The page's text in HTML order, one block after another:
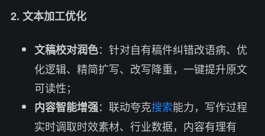
2. 文本加工优化
文稿校对润色：针对自有稿件纠错改语病、优
化逻辑、精简扩写、改写降重，一键提升原文
可读性；
内容智能增强：联动夸克搜索能力，写作过程
实时调取时效素材、行业数据，内容有理有